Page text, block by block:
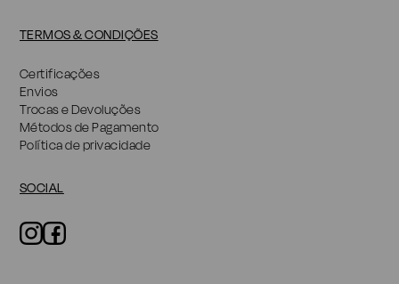
TERMOS & CONDIÇÕES
Certificações
Envios
Trocas e Devoluções
Métodos de Pagamento
Política de privacidade
SOCIAL